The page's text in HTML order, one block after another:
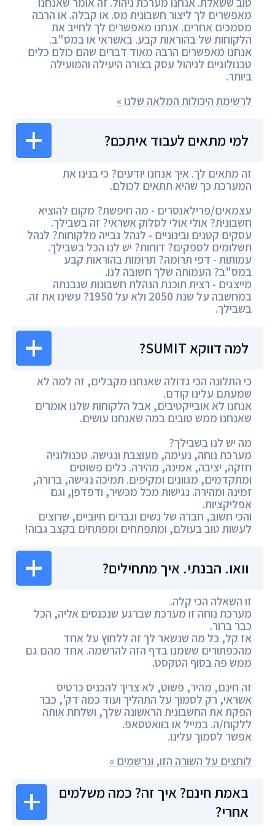
מאפשרים לך ליצור חשבונית מס. או קבלה. או הרבה
מסמכים אחרים. אנחנו מאפשרים לך לחייב את
הלקוחות של בהוראות קבע. באשראי או במס"ב.
אנחנו מאפשרים הרבה מאוד דברים שהם כולם כלים
טכנולוגיים לניהול עסק בצורה היעילה והמועילה
ביותר.
לרשימת היכולות המלאה שלנו »
למי מתאים לעבוד איתכם?
זה מתאים לך. איך אנחנו יודעים? כי בנינו את
המערכת כך שהיא תתאים לכולם.
עצמאים/פרילאנסרים - מה חיפשת? מקום להוציא
חשבונית? אולי אולי לסלוק אשראי? זה בשבילך.
עסקים קטנים ובינוניים - לנהל גבייה מלקוחות? לנהל
תשלומים לספקים? דוחות? יש לנו הכל בשבילך.
עמותות - דפי תרומה? תרומות בהוראות קבע
במס"ב? העמותה שלך חשובה לנו.
מייצגים - רצית תוכנת הנהלת חשבונות שנבנתה
במחשבה על שנת 2050 ולא על 1950? עשינו את זה.
בשבילך.
למה דווקא SUMIT?
כי התלונה הכי גדולה שאנחנו מקבלים, זה למה לא
שמעתם עלינו קודם.
אנחנו לא אובייקטיבים, אבל הלקוחות שלנו אומרים
שאנחנו ממש טובים במה שאנחנו עושים.
מה יש לנו בשבילך?
מערכת נוחה, נעימה, מעוצבת ונגישה. טכנולוגיה
חזקה, יציבה, אמינה, מהירה. כלים פשוטים
ומתקדמים, מגוונים ומקיפים. תמיכה נגישה, ברורה,
זמינה ומהירה. נגישות מכל מכשיר, ודפדפן, וגם
אפליקציות.
והכי חשוב, חברה של נשים וגברים חיוביים, שרוצים
לעשות טוב בעולם, ומתפתחים ומפתחים בקצב גבוה!
וואו. הבנתי. איך מתחילים?
זו השאלה הכי קלה.
מערכת נוחה זו מערכת שברגע שנכנסים אליה, הכל
כבר ברור.
אז קל, כל מה שנשאר לך זה ללחוץ על אחד
מהכפתורים ששמנו בדף הזה להרשמה. אחד מהם גם
ממש פה בסוף הטקסט.
זה חינם, מהיר, פשוט, לא צריך להכניס כרטיס
אשראי, רק לסמוך על התהליך ועוד כמה דק', כבר
הפקת את החשבונית הראשונה שלך, ושלחת אותה
ללקוח/ה. במייל או בוואטסאפ.
אפשר לסמוך עלינו.
לוחצים על השורה הזו, ונרשמים »
באמת חינם? איך זה? כמה משלמים
אחרי?